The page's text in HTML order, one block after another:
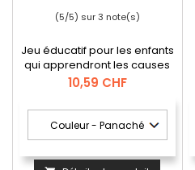
(5/5) sur3 note(s)
Jeu éducatif pour les enfants
qui apprendront les causes
de l'extinction des
déterrer les fossiles. Kit de
fouille de fossiles pour
déterrer et assembler un
vous tout en apprenant les
Prix
10,59 CHF